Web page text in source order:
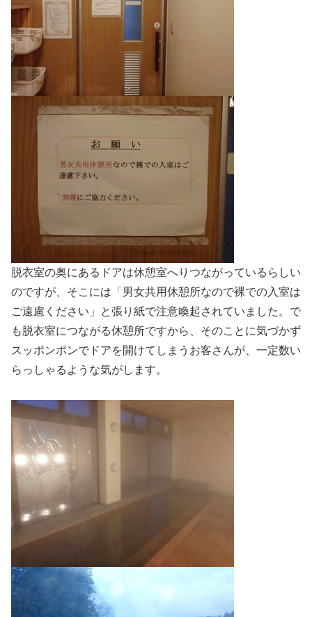
脱衣室の奥にあるドアは休憩室へりつながっているらしい
のですが、そこには「男女共用休憩所なので裸での入室は
ご遠慮ください」と張り紙で注意喚起されていました。で
も脱衣室につながる休憩所ですから、そのことに気づかず
スッポンポンでドアを開けてしまうお客さんが、一定数い
らっしゃるような気がします。